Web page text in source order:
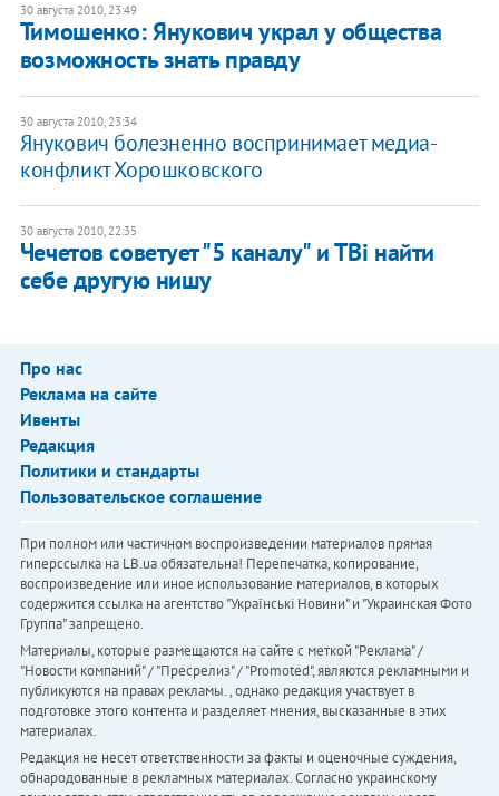
30 августа 2010, 23:49
Тимошенко: Янукович украл у общества
возможность знать правду
30 августа 2010, 23:34
Янукович болезненно воспринимает медиа-
конфликт Хорошковского
30 августа 2010, 22:35
Чечетов советует "5 каналу" и ТВі найти
себе другую нишу
Про нас
Реклама на сайте
Ивенты
Редакция
Политики и стандарты
Пользовательское соглашение
При полном или частичном воспроизведении материалов прямая
гиперссылка на LB.ua обязательна! Перепечатка, копирование,
воспроизведение или иное использование материалов, в которых
содержится ссылка на агентство "Українськi Новини" и "Украинская Фото
Группа" запрещено.
Материалы, которые размещаются на сайте с меткой "Реклама" /
"Новости компаний" / "Пресрелиз" / "Promoted", являются рекламными и
публикуются на правах рекламы. , однако редакция участвует в
подготовке этого контента и разделяет мнения, высказанные в этих
материалах.
Редакция не несет ответственности за факты и оценочные суждения,
обнародованные в рекламных материалах. Согласно украинскому